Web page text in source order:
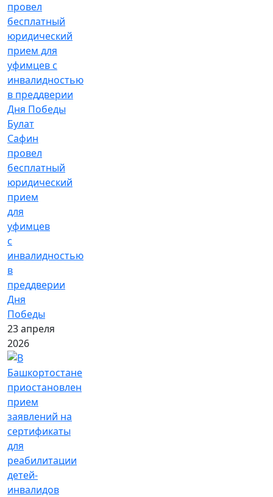
Булат
Сафин
провел
бесплатный
юридический
прием
для
уфимцев
с
инвалидностью
в
преддверии
Дня
Победы
23 апреля
2026